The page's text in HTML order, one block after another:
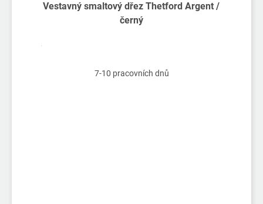
Vestavný smaltový dřez Thetford Argent /
černý
7-10 pracovních dnů